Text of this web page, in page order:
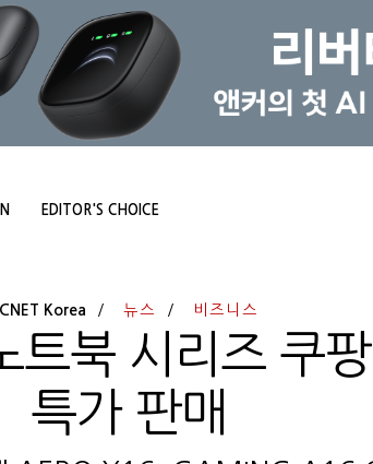
EDITOR'S CHOICE
CNET Korea 뉴스 비즈니스
트북 시리즈 쿠
특가 판매